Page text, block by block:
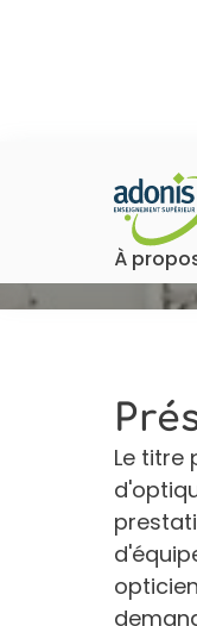
À
Le titre